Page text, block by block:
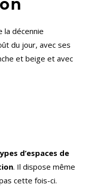
décennie
du jour, avec ses
et beige et avec
d’espaces de
. Il dispose même
cette fois-ci.